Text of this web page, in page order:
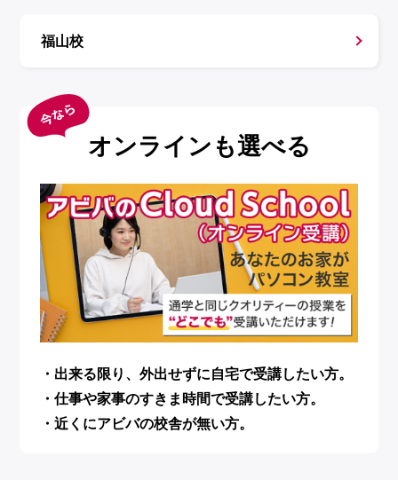
福山校
オンラインも選べる
・出来る限り、外出せずに自宅で受講したい方。
・仕事や家事のすきま時間で受講したい方。
・近くにアビバの校舎が無い方。